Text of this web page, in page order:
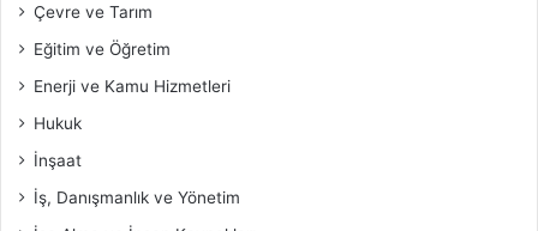
Çevre ve Tarım
Eğitim ve Öğretim
Enerji ve Kamu Hizmetleri
Hukuk
İnşaat
İş, Danışmanlık ve Yönetim